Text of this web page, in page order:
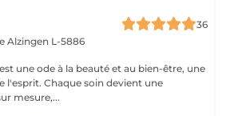
36
Alzingen L-5886
une ode à la beauté et au bien-être, une
l'esprit. Chaque soin devient une
mesure,...